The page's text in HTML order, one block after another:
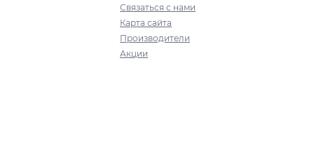
Связаться с нами
Карта сайта
Производители
Акции